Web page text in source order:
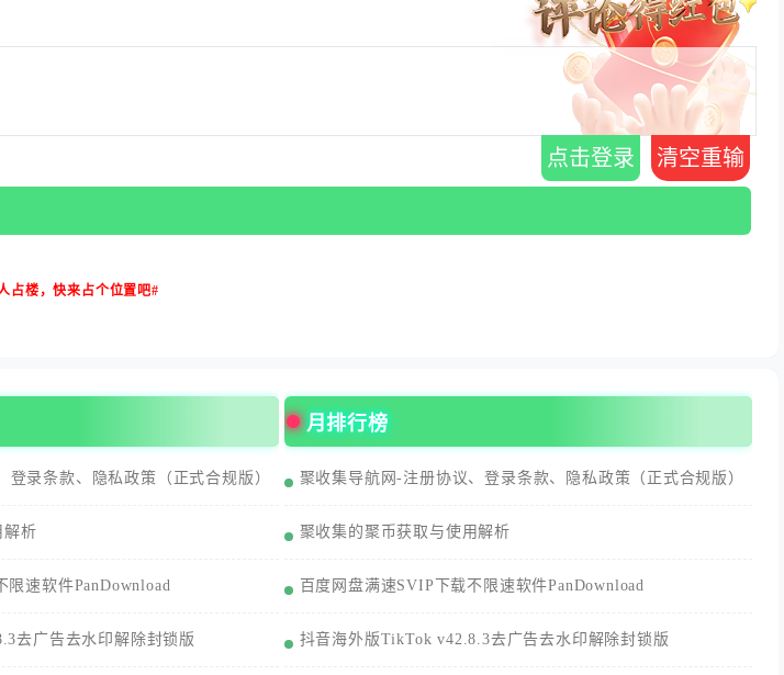
点击登录 清空重输
占楼，快来占个位置吧#
录条款、隐私政策（正式合规版）
解析
速软件PanDownload
去广告去水印解除封锁版
月排行榜
聚收集导航网-注册协议、登录条款、隐私政策（正式合规版）
聚收集的聚币获取与使用解析
百度网盘满速SVIP下载不限速软件PanDownload
抖音海外版TikTok v42.8.3去广告去水印解除封锁版